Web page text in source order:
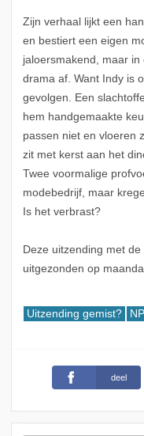
Zijn verhaal lijkt een
en bestiert een eigen
jaloersmakend, maar
drama af. Want Indy is
gevolgen. Een
hem handgemaakte
passen niet en vloeren
zit met kerst aan het
Twee voormalige
modebedrijf, maar
Is het verbrast?
Deze uitzending met
uitgezonden op
Uitzending gemist?
deel